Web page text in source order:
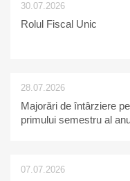
30.07.2026
Rolul Fiscal Unic
28.07.2026
Majorări de întârziere
primului semestru al
07.07.2026